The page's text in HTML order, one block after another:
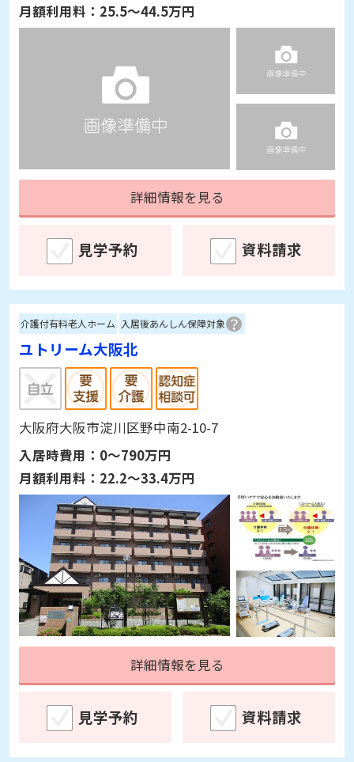
月額利用料： 25.5～44.5万円
詳細情報を見る
見学予約 資料請求
介護付有料老人ホーム 入居後あんしん保障対象
ユトリーム大阪北
大阪府大阪市淀川区野中南2-10-7
入居時費用： 0～790万円
月額利用料： 22.2～33.4万円
詳細情報を見る
見学予約 資料請求